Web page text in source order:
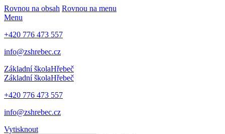
Rovnou na obsah Rovnou na menu
Menu
+420 776 473 557
info@zshrebec.cz
Základní školaHřebeč
Základní školaHřebeč
+420 776 473 557
info@zshrebec.cz
Vytisknout